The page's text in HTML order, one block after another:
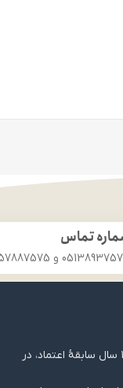
تماس
و 09357887575
با بیش از ۱۵ سال سابقهٔ اعتماد، در